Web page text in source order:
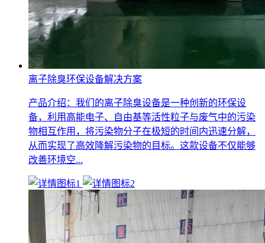
离子除臭环保设备解决方案
产品介绍：我们的离子除臭设备是一种创新的环保设
备，利用高能电子、自由基等活性粒子与废气中的污染
物相互作用，将污染物分子在极短的时间内迅速分解，
从而实现了高效降解污染物的目标。这款设备不仅能够
改善环境空...